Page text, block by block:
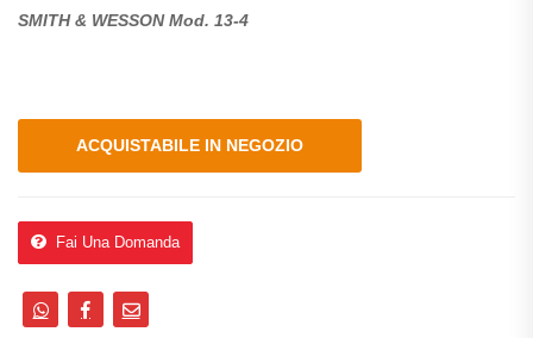
SMITH & WESSON Mod. 13-4
ACQUISTABILE IN NEGOZIO
Fai Una Domanda